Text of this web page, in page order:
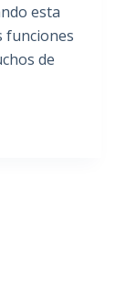
esta
funciones
de